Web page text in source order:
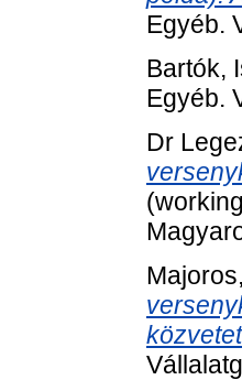
Egyéb.
Bartók,
Egyéb.
Dr